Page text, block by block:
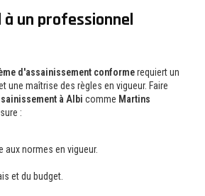
à un professionnel
d'assainissement conformerequiert un
une maîtrise des règles en vigueur. Faire
à Albi comme Martins
:
normes en vigueur.
et du budget.